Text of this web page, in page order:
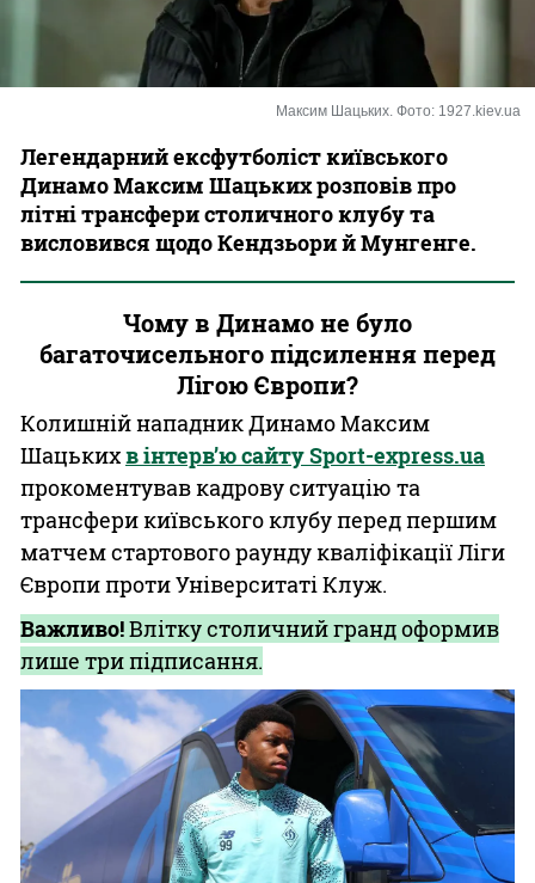
Максим Шацьких. Фото: 1927.kiev.ua
Легендарний ексфутболіст київського
Динамо Максим Шацьких розповів про
літні трансфери столичного клубу та
висловився щодо Кендзьори й Мунгенге.
Чому в Динамо не було
багаточисельного підсилення перед
Лігою Європи?
Колишній нападник Динамо Максим
Шацькихв інтерв’ю сайту Sport-express.ua
прокоментував кадрову ситуацію та
трансфери київського клубу перед першим
матчем стартового раунду кваліфікації Ліги
Європи проти Університаті Клуж.
Важливо!Влітку столичний гранд оформив
лише три підписання.